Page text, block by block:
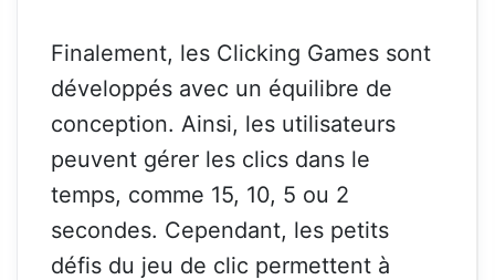
Finalement, les Clicking Games sont
développés avec un équilibre de
conception. Ainsi, les utilisateurs
peuvent gérer les clics dans le
temps, comme 15, 10, 5 ou 2
secondes. Cependant, les petits
défis du jeu de clic permettent à